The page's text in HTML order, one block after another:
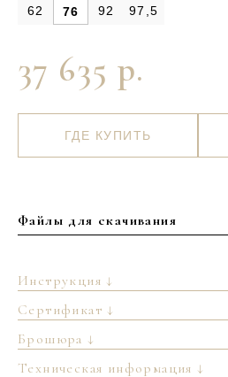
37 635 р.
62 76 92 97,5
ГДЕ КУПИТЬ
Файлы для скачивания
Инструкция ↓
Сертификат ↓
Брошюра ↓
Техническая информация ↓